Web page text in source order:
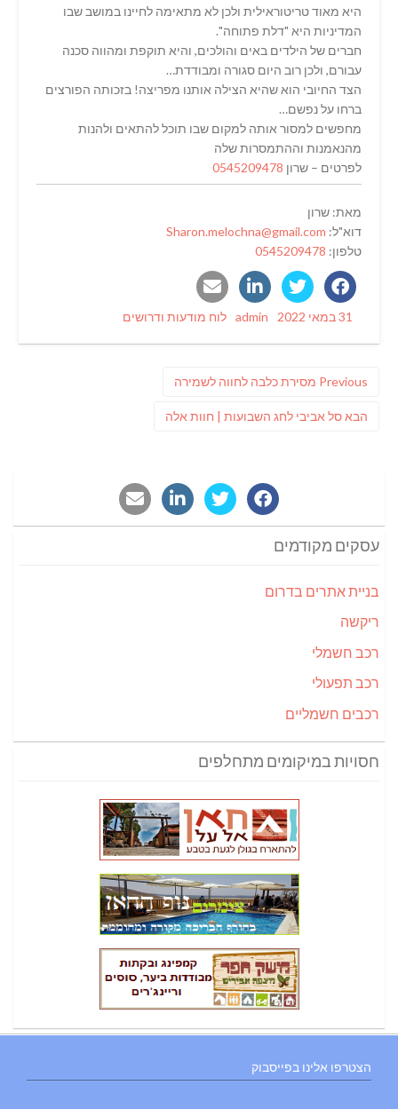
היא מאוד טריטוראילית ולכן לא מתאימה לחיינו במושב שבו
המדיניות היא "דלת פתוחה".
חברים של הילדים באים והולכים, והיא תוקפת ומהווה סכנה
עבורם, ולכן רוב היום סגורה ומבודדת…
הצד החיובי הוא שהיא הצילה אותנו מפריצה! בזכותה הפורצים
ברחו על נפשם…
מחפשים למסור אותה למקום שבו תוכל להתאים ולהנות
מהנאמנות וההתמסרות שלה
לפרטים – שרון 0545209478
מאת: שרון
דוא"ל: Sharon.melochna@gmail.com
טלפון: 0545209478
Posted
31 במאי 2022 Author
admin
Categories
לוח מודעות ודרושים
Previous
Previous
מסירת כלבה לחווה לשמירה
הבאפוסט
סל אביבי לחג השבועות | חוות אלה
עסקים מקודמים
בניית אתרים בדרום
ריקשה
רכב חשמלי
רכב תפעולי
רכבים חשמליים
חסויות במיקומים מתחלפים
הצטרפו אלינו בפייסבוק